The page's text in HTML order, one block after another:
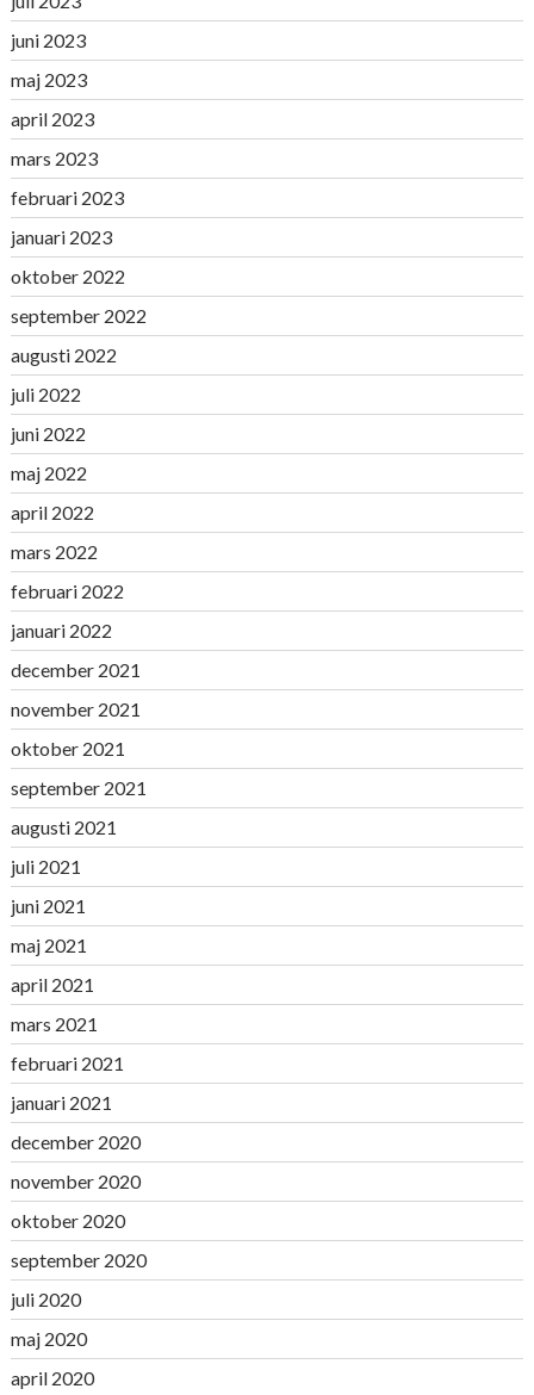
juni 2023
maj 2023
april 2023
mars 2023
februari 2023
januari 2023
oktober 2022
september 2022
augusti 2022
juli 2022
juni 2022
maj 2022
april 2022
mars 2022
februari 2022
januari 2022
december 2021
november 2021
oktober 2021
september 2021
augusti 2021
juli 2021
juni 2021
maj 2021
april 2021
mars 2021
februari 2021
januari 2021
december 2020
november 2020
oktober 2020
september 2020
juli 2020
maj 2020
april 2020